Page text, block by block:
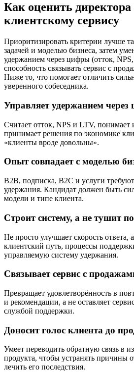
Как оценить директора
клиентскому сервису
Приоритизировать критерии лучше
задачей и моделью бизнеса, затем
удержанием через цифры (отток,
способность связывать сервис с
Ниже то, что помогает отличить
уверенного собеседника.
Управляет удержанием
Считает отток, NPS и LTV, понимает
принимает решения по экономике
«клиенты вроде довольны».
Опыт совпадает с моделью
B2B, подписка, B2C и услуги
удержания. Кандидат должен быть
модели и типе клиента.
Строит систему, а не тушит
Не просто улучшает скорость ответа,
клиентский путь, процессы
управляемую систему удержания.
Связывает сервис с
Превращает удовлетворённость в
и рекомендации, а не оставляет
службой поддержки.
Доносит голос клиента до
Умеет переводить обратную связь в
продукта, чтобы устранять причины
лечить его последствия.